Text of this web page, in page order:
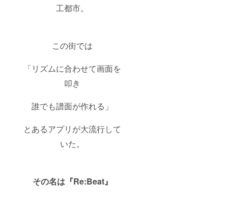
工都市。
この街では
「リズムに合わせて画面を
叩き
誰でも譜面が作れる」
とあるアプリが大流行して
いた。
その名は『Re:Beat』